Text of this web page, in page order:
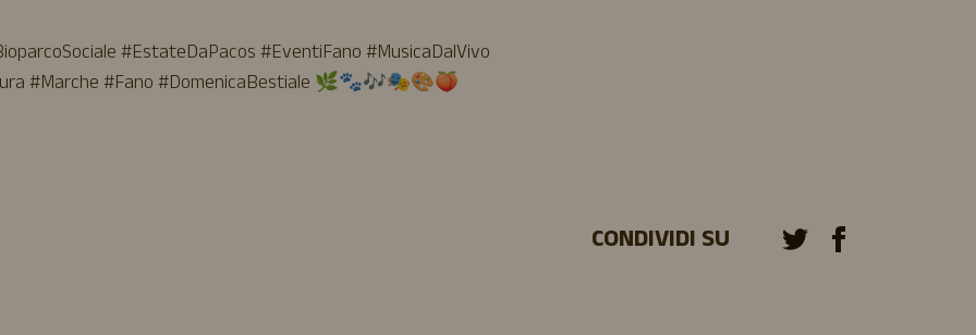
#EstateDaPacos #EventiFano #MusicaDalVivo
#Marche #Fano #DomenicaBestiale 🌿🐾🎶🎭🎨🍑
CONDIVIDI SU